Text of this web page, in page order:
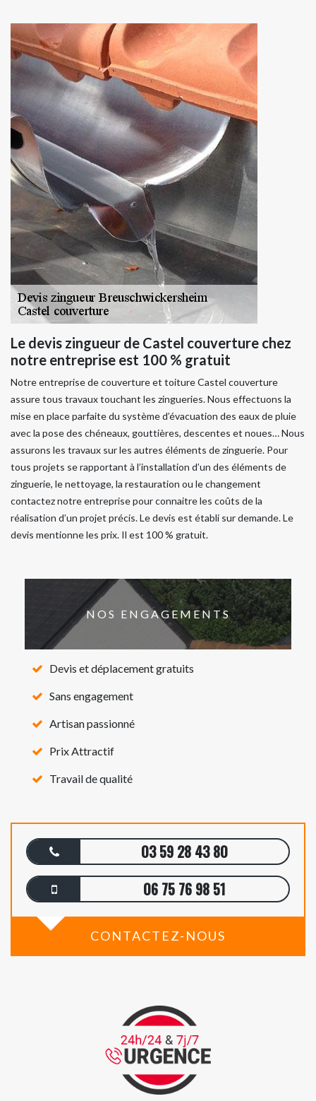
Le devis zingueur de Castel couverture chez
notre entreprise est 100 % gratuit
Notre entreprise de couverture et toiture Castel couverture
assure tous travaux touchant les zingueries. Nous effectuons la
mise en place parfaite du système d’évacuation des eaux de pluie
avec la pose des chéneaux, gouttières, descentes et noues… Nous
assurons les travaux sur les autres éléments de zinguerie. Pour
tous projets se rapportant à l’installation d’un des éléments de
zinguerie, le nettoyage, la restauration ou le changement
contactez notre entreprise pour connaitre les coûts de la
réalisation d’un projet précis. Le devis est établi sur demande. Le
devis mentionne les prix. Il est 100 % gratuit.
NOS ENGAGEMENTS
Devis et déplacement gratuits
Sans engagement
Artisan passionné
Prix Attractif
Travail de qualité
03 59 28 43 80
06 75 76 98 51
CONTACTEZ-NOUS